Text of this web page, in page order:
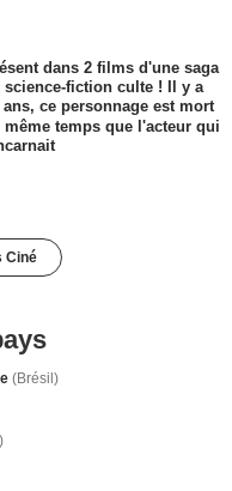
dans 2 films d'une saga
science-fiction culte ! Il y a
ans, ce personnage est mort
même temps que l'acteur qui
Ciné
(Brésil)